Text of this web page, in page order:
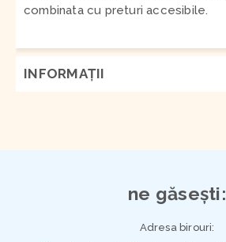
combinata cu preturi accesibile.
INFORMAŢII
ne găsești:
Adresa birouri: